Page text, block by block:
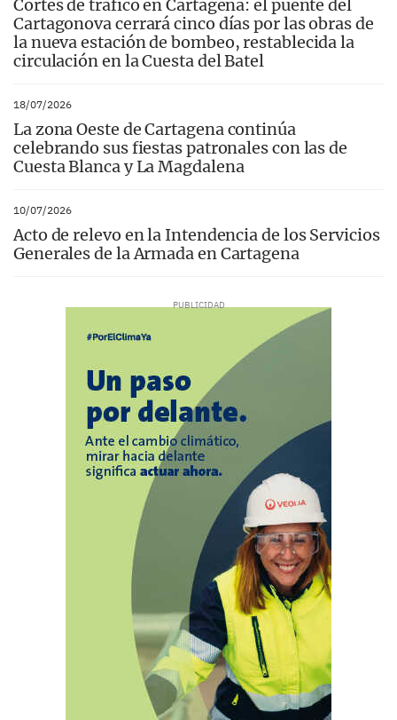
Cortes de tráfico en Cartagena: el puente del
Cartagonova cerrará cinco días por las obras de
la nueva estación de bombeo, restablecida la
circulación en la Cuesta del Batel
18/07/2026
La zona Oeste de Cartagena continúa
celebrando sus fiestas patronales con las de
Cuesta Blanca y La Magdalena
10/07/2026
Acto de relevo en la Intendencia de los Servicios
Generales de la Armada en Cartagena